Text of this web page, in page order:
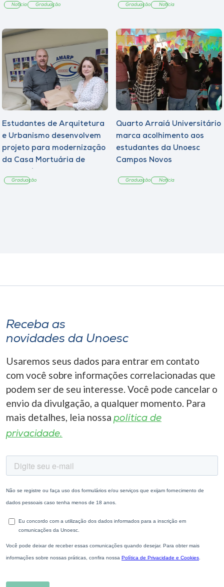
Notícia Graduação Graduação Notícia
Estudantes de Arquitetura
e Urbanismo desenvolvem
projeto para modernização
da Casa Mortuária de
Graduação
Quarto Arraiá Universitário
marca acolhimento aos
estudantes da Unoesc
Campos Novos
Graduação Notícia
Receba as
novidades da Unoesc
Usaremos seus dados para entrar em contato
com você sobre informações correlacionadas que
podem ser de seu interesse. Você pode cancelar o
envio da divulgação, a qualquer momento. Para
mais detalhes, leia nossa política de
privacidade.